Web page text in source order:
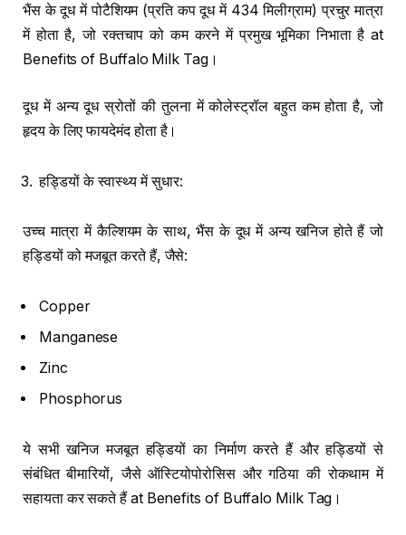
भैंस के दूध में पोटैशियम (प्रति कप दूध में 434 मिलीग्राम) प्रचुर मात्रा
में होता है, जो रक्तचाप को कम करने में प्रमुख भूमिका निभाता है at
Benefits of Buffalo Milk Tag।
दूध में अन्य दूध स्रोतों की तुलना में कोलेस्ट्रॉल बहुत कम होता है, जो
हृदय के लिए फायदेमंद होता है।
हड्डियों के स्वास्थ्य में सुधार:
उच्च मात्रा में कैल्शियम के साथ, भैंस के दूध में अन्य खनिज होते हैं जो
हड्डियों को मजबूत करते हैं, जैसे:
Copper
Manganese
Zinc
Phosphorus
ये सभी खनिज मजबूत हड्डियों का निर्माण करते हैं और हड्डियों से
संबंधित बीमारियों, जैसे ऑस्टियोपोरोसिस और गठिया की रोकथाम में
सहायता कर सकते हैं at Benefits of Buffalo Milk Tag।